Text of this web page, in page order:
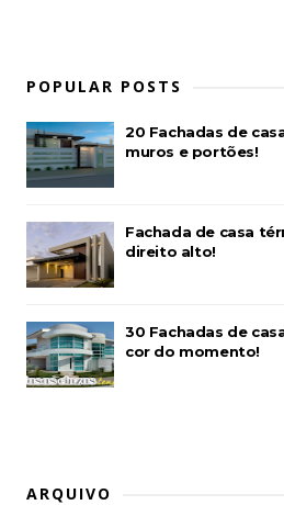
POPULAR POSTS
20 Fachadas de
muros e portões!
Fachada de casa
direito alto!
30 Fachadas de
cor do momento!
ARQUIVO